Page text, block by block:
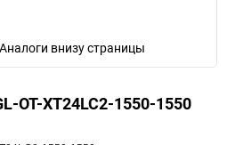
внизу страницы
OT-XT24LC2-1550-1550